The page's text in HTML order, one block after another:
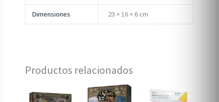
Dimensiones 23 × 16 × 6 cm
Productos relacionados